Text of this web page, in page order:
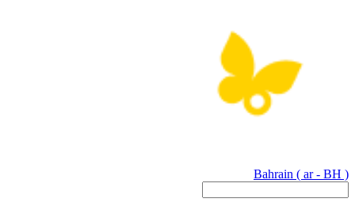
Bahrain ( ar - BH )